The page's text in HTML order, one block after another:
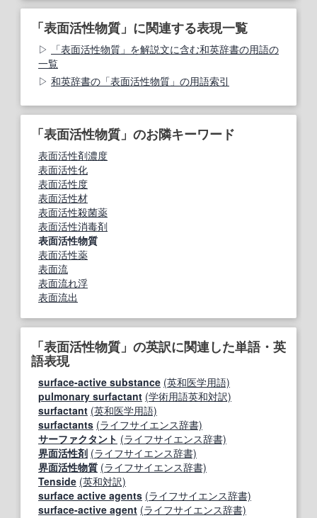
「表面活性物質」に関連する表現一覧
「表面活性物質」を解説文に含む和英辞書の用語の
一覧
和英辞書の「表面活性物質」の用語索引
「表面活性物質」のお隣キーワード
表面活性剤濃度
表面活性化
表面活性度
表面活性材
表面活性殺菌薬
表面活性消毒剤
表面活性物質
表面活性薬
表面流
表面流れ浮
表面流出
「表面活性物質」の英訳に関連した単語・英
語表現
surface-active substance (英和医学用語)
pulmonary surfactant (学術用語英和対訳)
surfactant (英和医学用語)
surfactants (ライフサイエンス辞書)
サーファクタント (ライフサイエンス辞書)
界面活性剤 (ライフサイエンス辞書)
界面活性物質 (ライフサイエンス辞書)
Tenside (英和対訳)
surface active agents (ライフサイエンス辞書)
surface-active agent (ライフサイエンス辞書)